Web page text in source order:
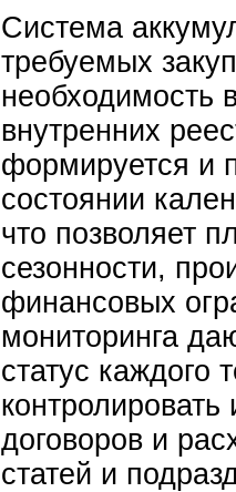
Система
требуемых
необходимость
внутренних
формируется и
состоянии
что позволяет
сезонности,
финансовых
мониторинга
статус каждого
договоров и
статей и